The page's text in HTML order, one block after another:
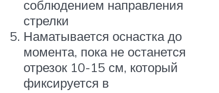
соблюдением направления
стрелки
Наматывается оснастка до
момента, пока не останется
отрезок 10-15 см, который
фиксируется в